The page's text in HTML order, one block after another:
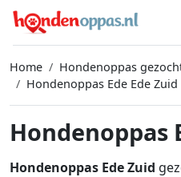
Home Hondenoppas
Hondenoppas Ede Ede Zuid
Hondenoppas
Hondenoppas Ede Zuid